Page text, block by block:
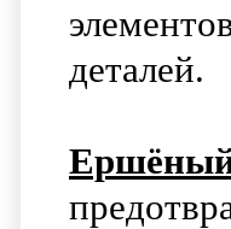
деталей.